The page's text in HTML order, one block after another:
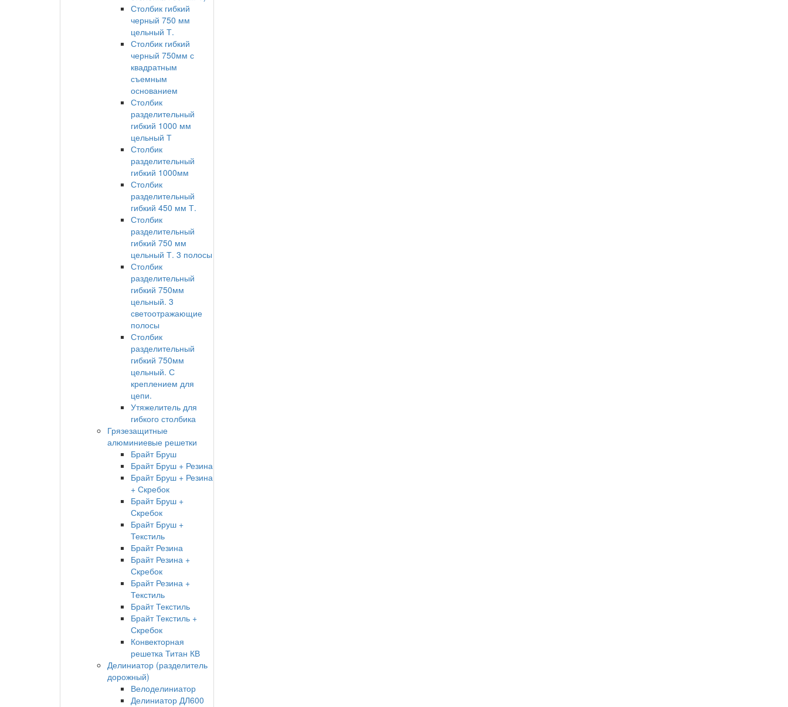
Столбик гибкий
черный 750 мм
цельный Т.
Столбик гибкий
черный 750мм с
квадратным
съемным
основанием
Столбик
разделительный
гибкий 1000 мм
цельный Т
Столбик
разделительный
гибкий 1000мм
Столбик
разделительный
гибкий 450 мм Т.
Столбик
разделительный
гибкий 750 мм
цельный Т. 3 полосы
Столбик
разделительный
гибкий 750мм
цельный. 3
светоотражающие
полосы
Столбик
разделительный
гибкий 750мм
цельный. С
креплением для
цепи.
Утяжелитель для
гибкого столбика
Грязезащитные
алюминиевые решетки
Брайт Бруш
Брайт Бруш + Резина
Брайт Бруш + Резина
+ Скребок
Брайт Бруш +
Скребок
Брайт Бруш +
Текстиль
Брайт Резина
Брайт Резина +
Скребок
Брайт Резина +
Текстиль
Брайт Текстиль
Брайт Текстиль +
Скребок
Конвекторная
решетка Титан КВ
Делиниатор (разделитель
дорожный)
Велоделиниатор
Делиниатор ДЛ600